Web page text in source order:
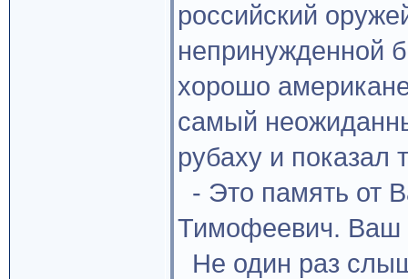
российский
непринужденной
хорошо
самый
рубаху и показал
- Это память от
Тимофеевич. Ваш
Не один раз